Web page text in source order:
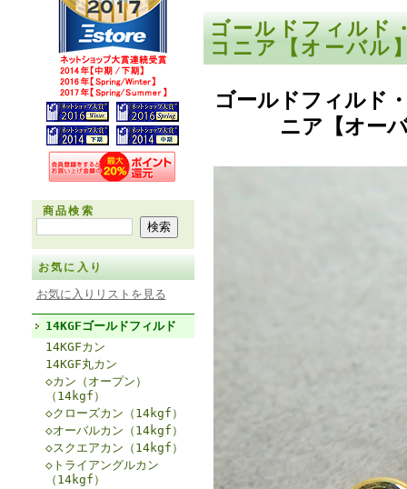
商品検索
お気に入り
お気に入りリストを見る
14KGFゴールドフィルド
14KGFカン
14KGF丸カン
◇カン（オープン）
（14kgf）
◇クローズカン（14kgf）
◇オーバルカン（14kgf）
◇スクエアカン（14kgf）
◇トライアングルカン
（14kgf）
ゴールドフィルド
コニア【オーバ
ゴールドフィルド
ニア【オー